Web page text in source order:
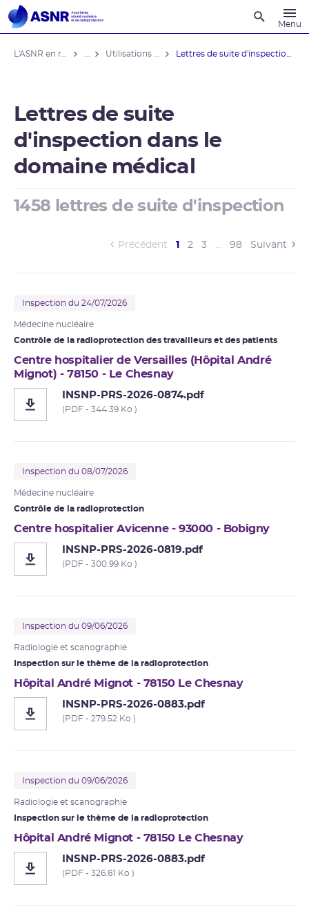
Menu
Lettres de suite
d'inspection dans le
domaine médical
1458 lettres de suite d'inspection
Précédent 1 (current)
2 3 … 98 Suivant
Inspection du 24/07/2026
Médecine nucléaire
Contrôle de la radioprotection des travailleurs et des patients
Centre hospitalier de Versailles (Hôpital André
Mignot) - 78150 - Le Chesnay
INSNP-PRS-2026-0874.pdf
(PDF - 344.39 Ko )
Inspection du 08/07/2026
Médecine nucléaire
Contrôle de la radioprotection
Centre hospitalier Avicenne - 93000 - Bobigny
INSNP-PRS-2026-0819.pdf
(PDF - 300.99 Ko )
Inspection du 09/06/2026
Radiologie et scanographie
Inspection sur le thème de la radioprotection
Hôpital André Mignot - 78150 Le Chesnay
INSNP-PRS-2026-0883.pdf
(PDF - 279.52 Ko )
Inspection du 09/06/2026
Radiologie et scanographie
Inspection sur le thème de la radioprotection
Hôpital André Mignot - 78150 Le Chesnay
INSNP-PRS-2026-0883.pdf
(PDF - 326.81 Ko )